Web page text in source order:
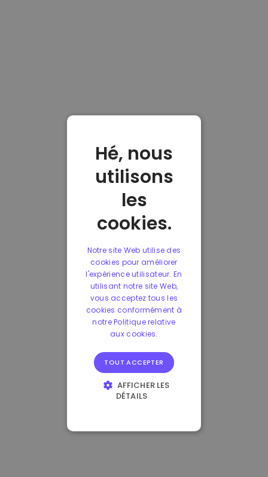
Hé, nous
utilisons
les
cookies.
Notre site Web utilise des
cookies pour améliorer
l'expérience utilisateur. En
utilisant notre site Web,
vous acceptez tous les
cookies conformément à
notre Politique relative
aux cookies.
TOUT ACCEPTER
AFFICHER LES
DÉTAILS